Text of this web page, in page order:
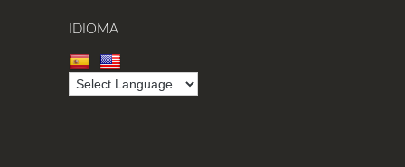
IDIOMA